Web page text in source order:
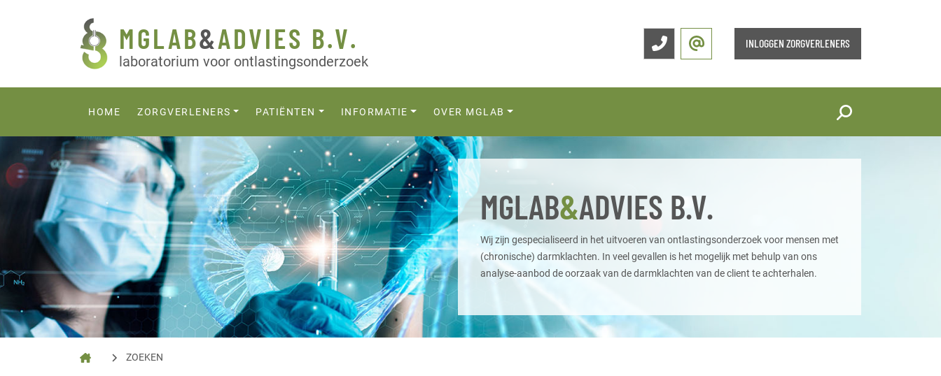
MGLAB&ADVIES B.V.
laboratorium voor ontlastingsonderzoek
INLOGGEN ZORGVERLENERS
HOME ZORGVERLENERS PATIËNTEN INFORMATIE OVER MGLAB
MGLAB&ADVIES B.V.
Wij zijn gespecialiseerd in het uitvoeren van ontlastingsonderzoek voor mensen met
(chronische) darmklachten. In veel gevallen is het mogelijk met behulp van ons
analyse-aanbod de oorzaak van de darmklachten van de client te achterhalen.
ZOEKEN